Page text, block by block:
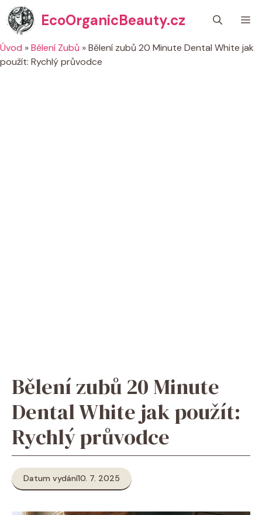
Přeskočit
na
obsah
EcoOrganicBeauty.cz
Úvod »Bělení Zubů »Bělení zubů 20 Minute Dental White jak
použít: Rychlý průvodce
Bělení zubů 20 Minute
Dental White jak použít:
Rychlý průvodce
Datum vydání10. 7. 2025